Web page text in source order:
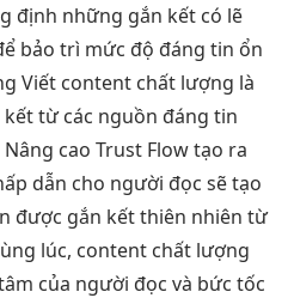
định những gắn kết có lẽ
bảo trì mức độ đáng tin ổn
Viết content chất lượng là
từ các nguồn đáng tin
cao Trust Flow tạo ra
dẫn cho người đọc sẽ tạo
được gắn kết thiên nhiên từ
lúc, content chất lượng
của người đọc và bức tốc